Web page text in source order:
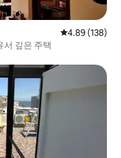
평점 4.89점(5
4.89 (138)
서 깊은 주택